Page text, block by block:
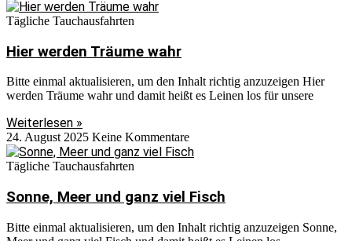
Tägliche Tauchausfahrten
Hier werden Träume wahr
Bitte einmal aktualisieren, um den Inhalt richtig anzuzeigen Hier
werden Träume wahr und damit heißt es Leinen los für unsere
Weiterlesen »
24. August 2025 Keine Kommentare
Tägliche Tauchausfahrten
Sonne, Meer und ganz viel Fisch
Bitte einmal aktualisieren, um den Inhalt richtig anzuzeigen Sonne,